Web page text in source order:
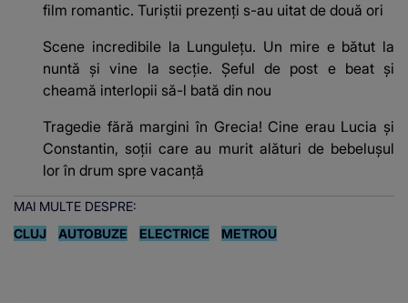
film romantic. Turiștii prezenți s-au uitat de două ori
Scene incredibile la Lungulețu. Un mire e bătut la
nuntă și vine la secție. Șeful de post e beat și
cheamă interlopii să-l bată din nou
Tragedie fără margini în Grecia! Cine erau Lucia și
Constantin, soții care au murit alături de bebelușul
lor în drum spre vacanță
MAI MULTE DESPRE:
CLUJ
AUTOBUZE ELECTRICE METROU